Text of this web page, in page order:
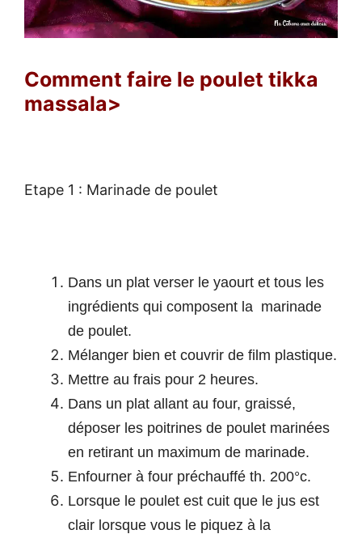
Comment faire le poulet tikka
massala>
Etape 1 : Marinade de poulet
Dans un plat verser le yaourt et tous les
ingrédients qui composent la marinade
de poulet.
Mélanger bien et couvrir de film plastique.
Mettre au frais pour 2 heures.
Dans un plat allant au four, graissé,
déposer les poitrines de poulet marinées
en retirant un maximum de marinade.
Enfourner à four préchauffé th. 200°c.
Lorsque le poulet est cuit que le jus est
clair lorsque vous le piquez à la